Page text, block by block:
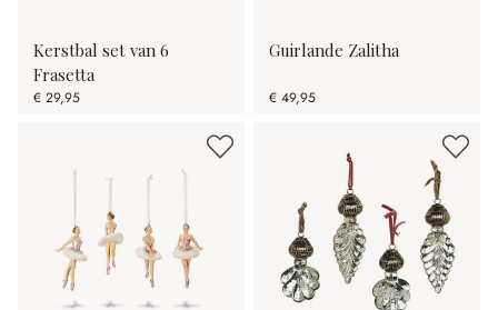
Kerstbal set van 6
Frasetta
€ 29,95
Guirlande Zalitha
€ 49,95